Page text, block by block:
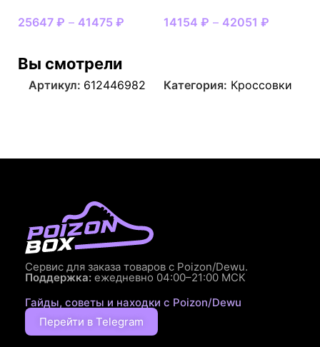
25647 ₽ – 41475 ₽ 14154 ₽ – 42051 ₽
Вы смотрели
Артикул: 612446982 Категория: Кроссовки
Сервис для заказа товаров с Poizon/Dewu.
Поддержка: ежедневно 04:00–21:00 МСК
Гайды, советы и находки с Poizon/Dewu
Перейти в Telegram